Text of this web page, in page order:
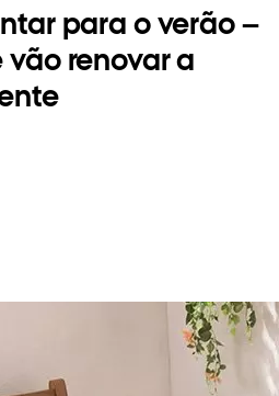
para o verão –
renovar a